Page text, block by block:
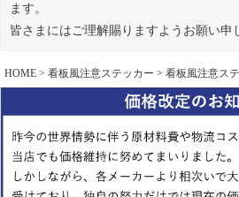
ます。
皆さまにはご理解賜りますようお願い申
HOME 看板風注意ステッカー 看板風注意ス